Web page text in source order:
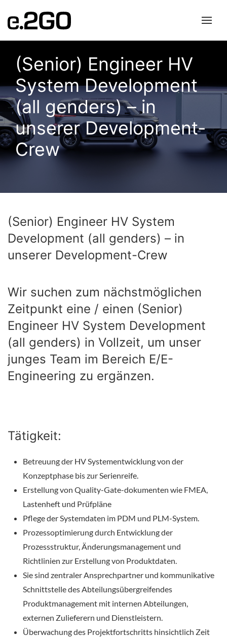
(Senior) Engineer HV
System Development
(all genders) – in
unserer Development-
Crew
(Senior) Engineer HV System
Development (all genders) – in
unserer Development-Crew
Wir suchen zum nächstmöglichen
Zeitpunkt eine / einen (Senior)
Engineer HV System Development
(all genders) in Vollzeit, um unser
junges Team im Bereich E/E-
Engineering zu ergänzen.
Tätigkeit:
Betreuung der HV Systementwicklung von der
Konzeptphase bis zur Serienreife.
Erstellung von Quality-Gate-dokumenten wie FMEA,
Lastenheft und Prüfpläne
Pflege der Systemdaten im PDM und PLM-System.
Prozessoptimierung durch Entwicklung der
Prozessstruktur, Änderungsmanagement und
Richtlinien zur Erstellung von Produktdaten.
Sie sind zentraler Ansprechpartner und kommunikative
Schnittstelle des Abteilungsübergreifendes
Produktmanagement mit internen Abteilungen,
externen Zulieferern und Dienstleistern.
Überwachung des Projektfortschritts hinsichtlich Zeit